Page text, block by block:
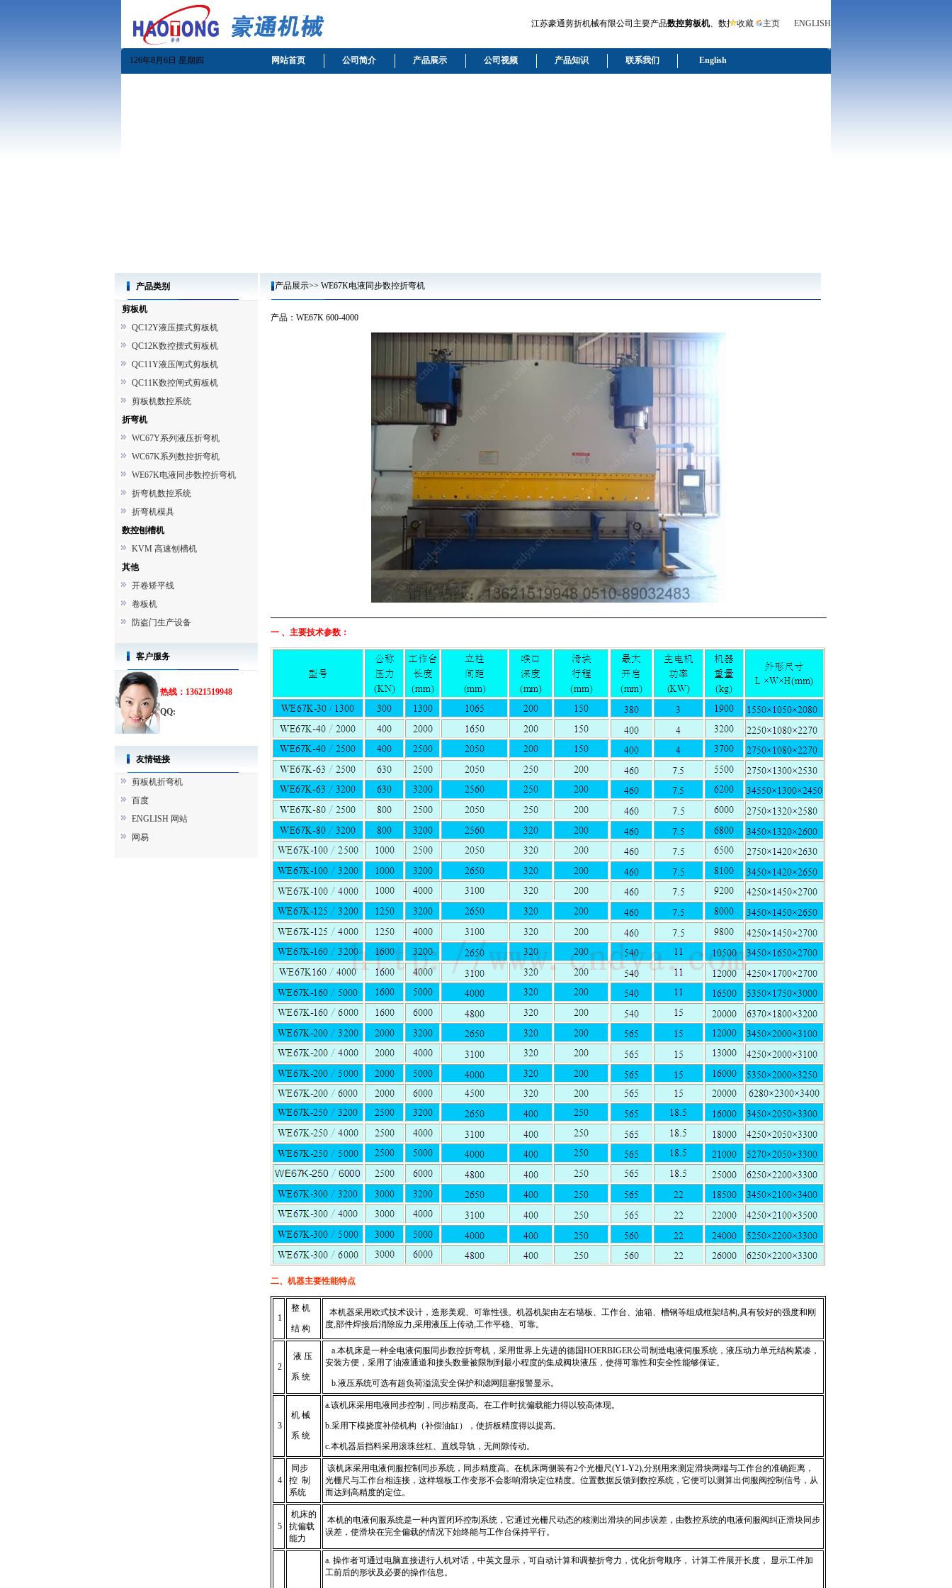
江苏豪通剪折机械有限公司主要产品数控剪板机、数控折弯机液压折弯机 液压剪板机
收藏 主页 ENGLISH
126年8月6日 星期四 网站首页 公司简介 产品展示 公司视频 产品知识 联系我们 English
产品类别
剪板机
QC12Y液压摆式剪板机
QC12K数控摆式剪板机
QC11Y液压闸式剪板机
QC11K数控闸式剪板机
剪板机数控系统
折弯机
WC67Y系列液压折弯机
WC67K系列数控折弯机
WE67K电液同步数控折弯机
折弯机数控系统
折弯机模具
数控刨槽机
KVM 高速刨槽机
其他
开卷矫平线
卷板机
防盗门生产设备
客户服务
热线：13621519948
QQ:
友情链接
剪板机折弯机
百度
ENGLISH 网站
网易
产品展示>> WE67K电液同步数控折弯机
产品：WE67K 600-4000
一 、主要技术参数：
二、机器主要性能特点
1
整 机
结 构
本机器采用欧式技术设计，造形美观、可靠性强。 机器机架由左右墙板、工作台、油箱、槽钢等组成框架结构,具有较好的强度和刚
度,部件焊接后消除应力,采用液压上传动,工作平稳、可靠。
2
液 压
系 统
a.本机床是一种全电液伺服同步数控折弯机，采用世界上先进的德国HOERBIGER公司 制造电液伺服系统，液压动力单元结构紧凑，
安装方便，采用了油液通道和接头数量被限制到最小程度的集成阀块液压，使得可靠性和安全性能够保证。
b.液压系统可选有超负荷溢流安全保护和滤网阻塞报警显示。
3
机 械
系 统
a.该机床采用电液同步控制，同步精度高。在工作时抗偏载能力得以较高体现。
b.采用下模挠度补偿机构（补偿油缸），使折板精度得以提高。
c.本机器后挡料采用滚珠丝杠、直线导轨，无间隙传动。
4
同步
控 制
系统
该机床采用电液伺服控制同步系统，同步精度高。在机床两侧装有2个光栅尺(Y1-Y2),分别用来测定滑块两端与工作台的准确距离，
光栅尺与工作台相连接，这样墙板工作变形不会影响滑块定位精度。位置数据反馈到数控系统，它便可以测算出伺服阀控制信号，从
而达到高精度的定位。
5
机床的
抗偏载
能力
本机的电液伺服系统是一种内置闭环控制系统，它通过光栅尺动态的核测出滑块的同步误差，由数控系统的电液伺服阀纠正滑块同步
误差，使滑块在完全偏载的情况下始终能与工作台保持平行。
a. 操作者可通过电脑直接进行人机对话，中英文显示，可自动计算和调整折弯力，优化折弯顺序， 计算工件展开长度， 显示工件加
工前后的形状及必要的操作信息。